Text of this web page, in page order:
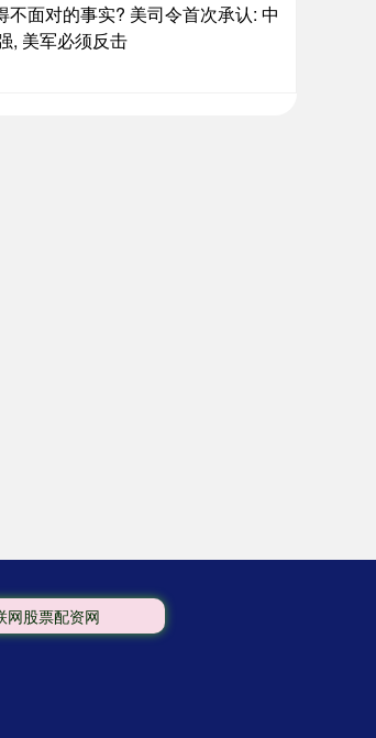
不面对的事实? 美司令首次承认: 中
, 美军必须反击
网股票配资网